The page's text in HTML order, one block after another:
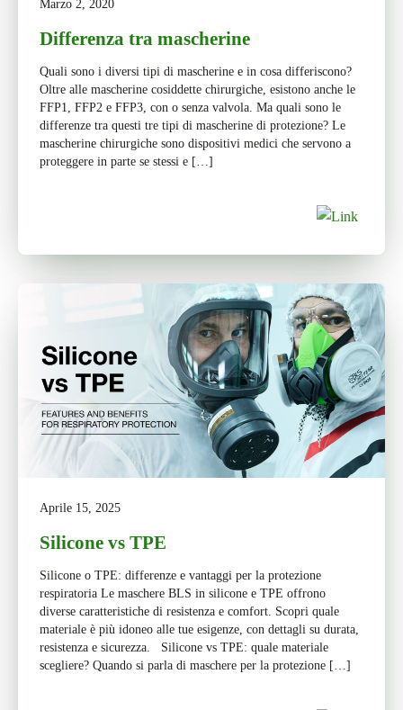
Marzo 2, 2020
Differenza tra mascherine
Quali sono i diversi tipi di mascherine e in cosa differiscono?
Oltre alle mascherine cosiddette chirurgiche, esistono anche le
FFP1, FFP2 e FFP3, con o senza valvola. Ma quali sono le
differenze tra questi tre tipi di mascherine di protezione? Le
mascherine chirurgiche sono dispositivi medici che servono a
proteggere in parte se stessi e […]
Aprile 15, 2025
Silicone vs TPE
Silicone o TPE: differenze e vantaggi per la protezione
respiratoria Le maschere BLS in silicone e TPE offrono
diverse caratteristiche di resistenza e comfort. Scopri quale
materiale è più idoneo alle tue esigenze, con dettagli su durata,
resistenza e sicurezza. Silicone vs TPE: quale materiale
scegliere? Quando si parla di maschere per la protezione […]